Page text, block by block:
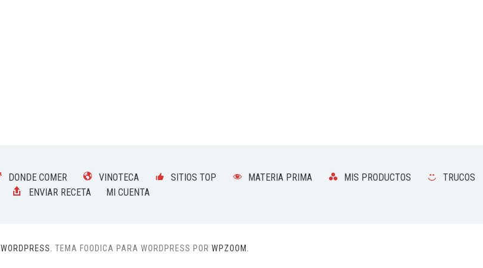
DONDE COMER VINOTECA SITIOS TOP MATERIA PRIMA MIS PRODUCTOS
TRUCOS
ENVIAR RECETA
MI CUENTA
WORDPRESS. TEMA FOODICA PARA WORDPRESS POR WPZOOM.